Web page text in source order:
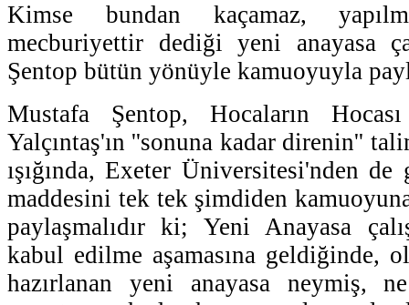
Kimse bundan kaçamaz,
mecburiyettir dediği yeni anayasa
Şentop bütün yönüyle kamuoyuyla
Mustafa Şentop, Hocaların
Yalçıntaş'ın ''sonuna kadar direnin''
ışığında, Exeter Üniversitesi'nden
maddesini tek tek şimdiden
paylaşmalıdır ki; Yeni Anayasa
kabul edilme aşamasına geldiğinde,
hazırlanan yeni anayasa neymiş,